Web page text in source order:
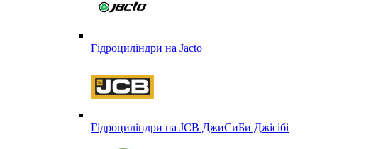
Гідроциліндри на Jacto
Гідроциліндри на JCB ДжиСиБи Джісібі